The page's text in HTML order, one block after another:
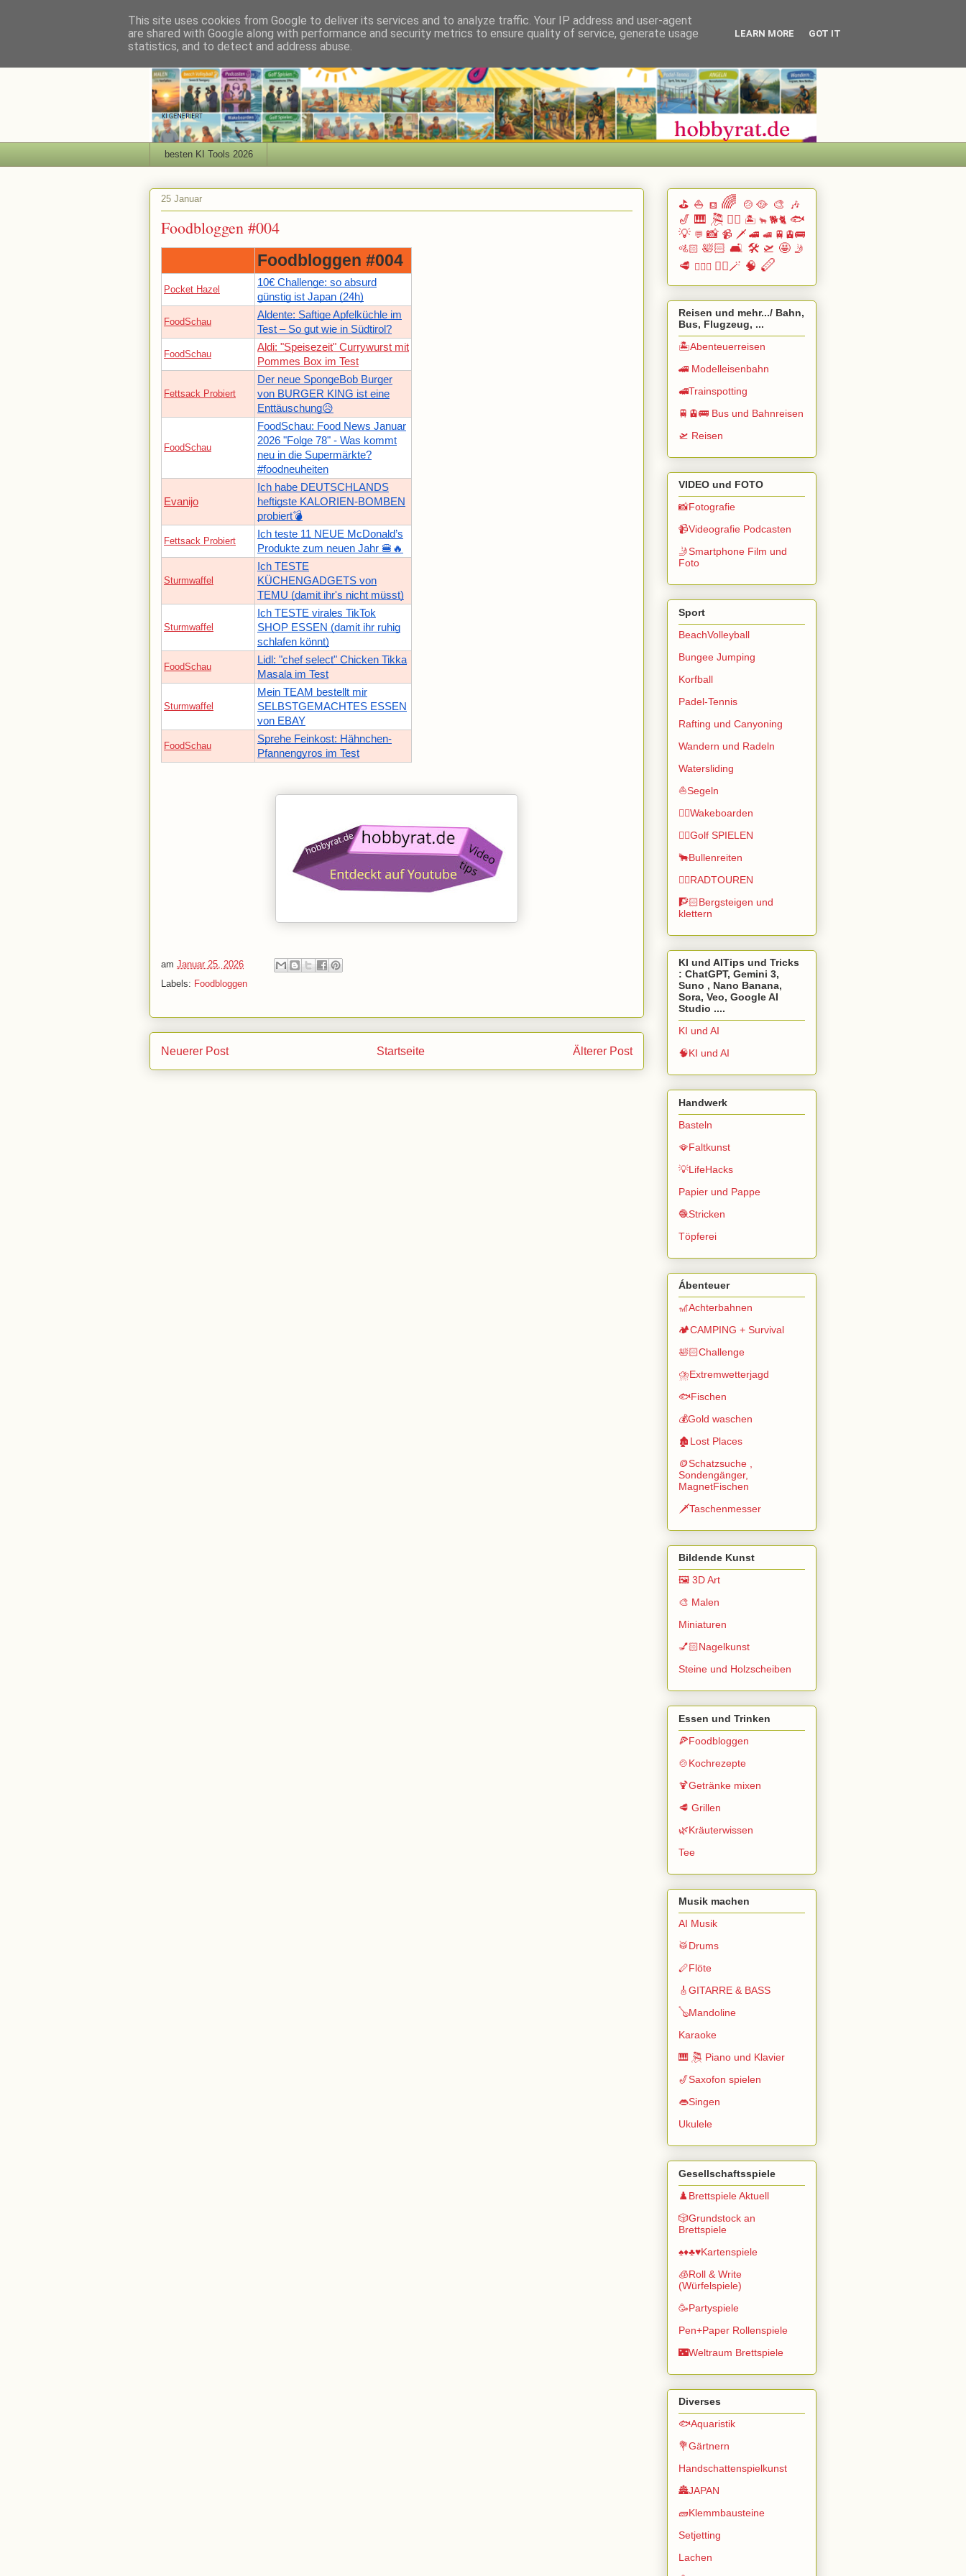
besten KI Tools 2026
25 Januar
Foodbloggen #004
Foodbloggen #004
Pocket Hazel
10€ Challenge: so absurd
günstig ist Japan (24h)
FoodSchau
Aldente: Saftige Apfelküchle im
Test – So gut wie in Südtirol?
FoodSchau
Aldi: "Speisezeit" Currywurst mit
Pommes Box im Test
Fettsack Probiert
Der neue SpongeBob Burger
von BURGER KING ist eine
Enttäuschung😥
FoodSchau
FoodSchau: Food News Januar
2026 "Folge 78" - Was kommt
neu in die Supermärkte?
#foodneuheiten
Evanijo
Ich habe DEUTSCHLANDS
heftigste KALORIEN-BOMBEN
probiert💣
Fettsack Probiert
Ich teste 11 NEUE McDonald’s
Produkte zum neuen Jahr 🍔🔥
Sturmwaffel
Ich TESTE
KÜCHENGADGETS von
TEMU (damit ihr's nicht müsst)
Sturmwaffel
Ich TESTE virales TikTok
SHOP ESSEN (damit ihr ruhig
schlafen könnt)
FoodSchau
Lidl: "chef select" Chicken Tikka
Masala im Test
Sturmwaffel
Mein TEAM bestellt mir
SELBSTGEMACHTES ESSEN
von EBAY
FoodSchau
Sprehe Feinkost: Hähnchen-
Pfannengyros im Test
am Januar 25, 2026
Labels: Foodbloggen
Neuerer Post Älterer Post
Startseite
⛳ ⛵ ⛾ 🌈 🍲🥘 🎨 🎶
🎷 🎹 🎘 🏄🏽 🏝️ 🐂 🐕🐈 🐟
💡 💬 📸 📹 🗡️ 🚄 🚅 🚆🚊🚌
🚵🏻 🛀🏻 🛋️ 🛠️ 🛫 🤩 🤳
🥩 🧗🏻‍♀️ 🧙‍♂️🪄 🧠 🪈
Reisen und mehr.../ Bahn,
Bus, Flugzeug, ...
🏝️Abenteuerreisen
🚄 Modelleisenbahn
🚅Trainspotting
🚆🚊🚌 Bus und Bahnreisen
🛫 Reisen
VIDEO und FOTO
📸Fotografie
📹Videografie Podcasten
🤳Smartphone Film und
Foto
Sport
BeachVolleyball
Bungee Jumping
Korfball
Padel-Tennis
Rafting und Canyoning
Wandern und Radeln
Watersliding
⛵Segeln
🏄🏽Wakeboarden
🏌️‍♂️Golf SPIELEN
🐂Bullenreiten
🚴‍♂️RADTOUREN
🧗🏻Bergsteigen und
klettern
KI und AITips und Tricks
: ChatGPT, Gemini 3,
Suno , Nano Banana,
Sora, Veo, Google AI
Studio ....
KI und AI
🧠KI und AI
Handwerk
Basteln
🪭Faltkunst
💡LifeHacks
Papier und Pappe
🧶Stricken
Töpferei
Ábenteuer
🎢Achterbahnen
🏕️CAMPING + Survival
🛀🏻Challenge
⛈️Extremwetterjagd
🐟Fischen
💰Gold waschen
🏚️Lost Places
🪙Schatzsuche ,
Sondengänger,
MagnetFischen
🗡️Taschenmesser
Bildende Kunst
🖼️ 3D Art
🎨 Malen
Miniaturen
💅🏻Nagelkunst
Steine und Holzscheiben
Essen und Trinken
🍕Foodbloggen
🍲Kochrezepte
🍹Getränke mixen
🥩 Grillen
🌿Kräuterwissen
Tee
Musik machen
AI Musik
🥁Drums
🪈Flöte
🎸GITARRE & BASS
🪕Mandoline
Karaoke
🎹 🎘 Piano und Klavier
🎷Saxofon spielen
👄Singen
Ukulele
Gesellschaftsspiele
♟️Brettspiele Aktuell
🎲Grundstock an
Brettspiele
♠️♦️♣️♥️Kartenspiele
🧊Roll & Write
(Würfelspiele)
🥳Partyspiele
Pen+Paper Rollenspiele
🌃Weltraum Brettspiele
Diverses
🐟Aquaristik
💐Gärtnern
Handschattenspielkunst
🏯JAPAN
🧱Klemmbausteine
Setjetting
Lachen
This site uses cookies from Google to deliver its services and to analyze traffic. Your IP address and user-agent
are shared with Google along with performance and security metrics to ensure quality of service, generate usage
statistics, and to detect and address abuse.
LEARN MORE GOT IT